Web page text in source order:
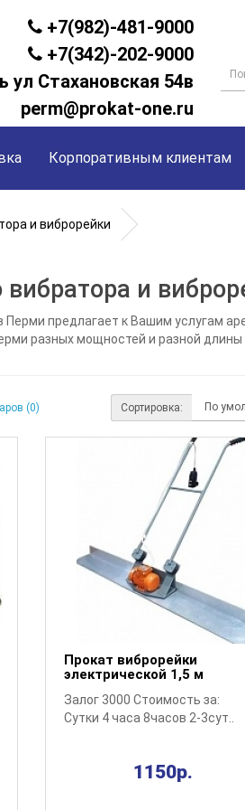
+7(982)-481-9000
+7(342)-202-9000
ул Стахановская 54в
perm@prokat-one.ru
Корпоративным клиентам
и виброрейки
вибратора и
предлагает к Вашим услугам
разных мощностей и разной длины
(0) Сортировка:
Прокат виброрейки
электрической 1,5 м
Залог 3000 Стоимость за:
Сутки 4 часа 8часов 2-3сут..
1150р.